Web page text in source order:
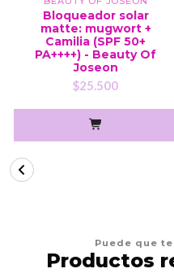
Bloqueador solar
matte: mugwort +
Camilia (SPF 50+
PA++++) - Beauty Of
Joseon
$25.500
Puede que
Productos